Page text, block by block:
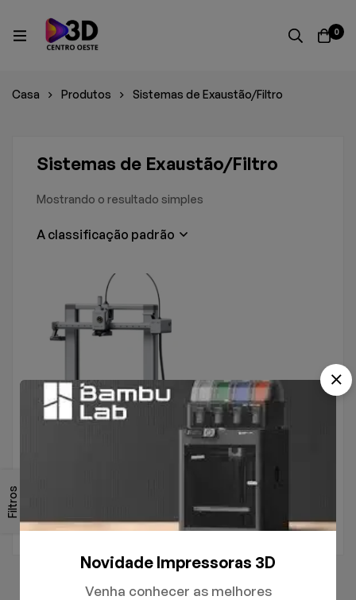
0
Casa Produtos Sistemas de Exaustão/Filtro
Filtros
Sistemas de Exaustão/Filtro
Mostrando o resultado simples
A classificação padrão
Novidade Impressoras 3D
Venha conhecer as melhores